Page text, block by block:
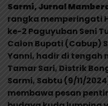
Sarmi, Jurnal
rangka memperingati
ke-2 Paguyuban Seni
Calon Bupati (Cabup)
Yanni, hadir di tengah
Tamar Sari, Distrik
Sarmi, Sabtu (9/11/
membawa pesan